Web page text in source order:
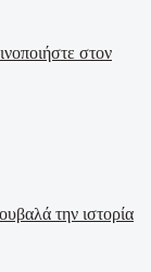
στον